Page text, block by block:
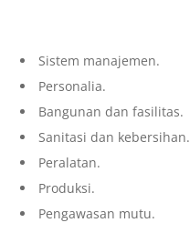
Sistem manajemen.
Personalia.
Bangunan dan fasilitas.
Sanitasi dan kebersihan.
Peralatan.
Produksi.
Pengawasan mutu.